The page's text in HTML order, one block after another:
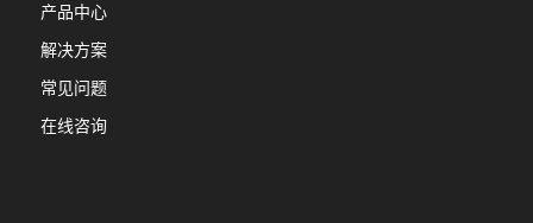
产品中心
解决方案
常见问题
在线咨询